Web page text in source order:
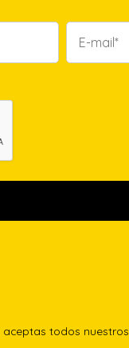
aceptas todos nuestros